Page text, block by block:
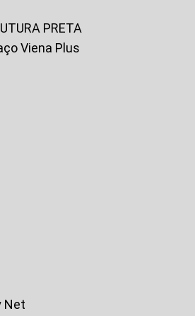
PRETA
Viena Plus
Net